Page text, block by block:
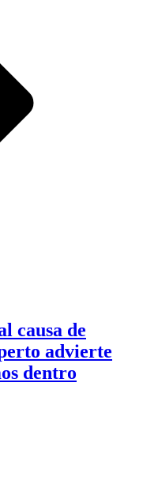
causa de
advierte
dentro